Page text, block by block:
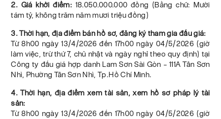
2. Giá khởi điểm:18.050.000.000 đồng (Bằng chữ: Mười
tám tỷ, không trăm năm mươi triệu đồng)
3. Thời hạn, địa điểm bán hồ sơ, đăng ký tham gia đấu giá:
Từ 8h00 ngày 13/4/2026 đến 17h00 ngày 04/5/2026 (giờ
làm việc, trừ thứ 7, chủ nhật và ngày nghỉ theo quy định) tại
Công ty đấu giá hợp danh Lam Sơn Sài Gòn – 111A Tân Sơn
Nhì, Phường Tân Sơn Nhì, Tp.Hồ Chí Minh.
4. Thời hạn, địa điểm xem tài sản, xem hồ sơ pháp lý tài
sản:
Từ 8h00 ngày 13/4/2026 đến 17h00 ngày 04/5/2026 (giờ